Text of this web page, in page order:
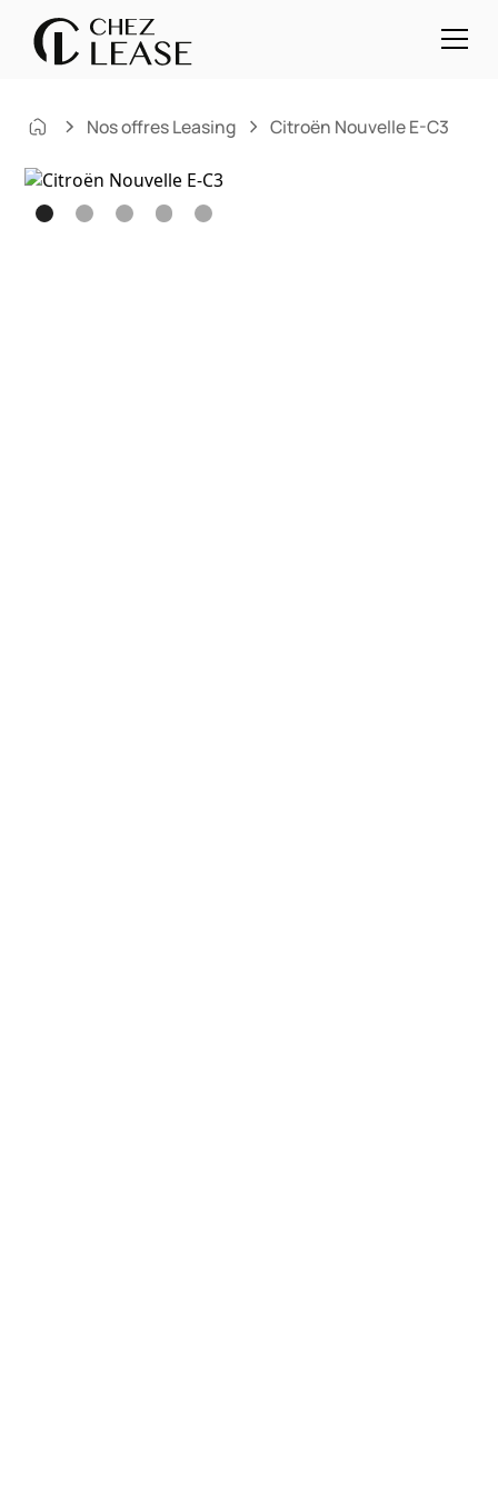
Nos offres Leasing Citroën Nouvelle E-C3